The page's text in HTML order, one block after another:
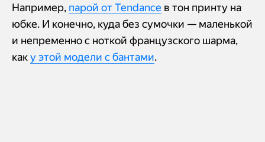
Например, парой от Tendance в тон принту на
юбке. И конечно, куда без сумочки — маленькой
и непременно с ноткой французского шарма,
каку этой модели с бантами.